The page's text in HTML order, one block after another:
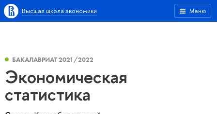
Меню
Высшая школа экономики
БАКАЛАВРИАТ 2021/2022
Экономическая
статистика